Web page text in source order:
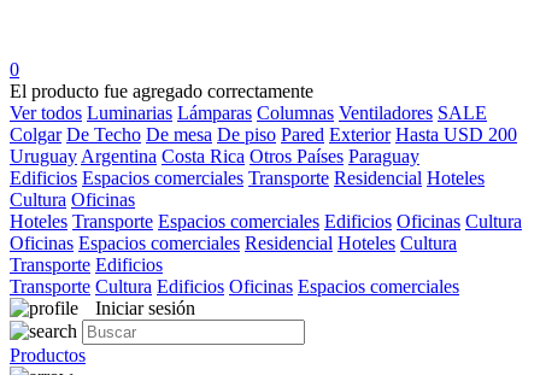
0
El producto fue agregado correctamente
Ver todos Luminarias Lámparas Columnas Ventiladores SALE
Colgar De Techo De mesa De piso Pared Exterior Hasta USD 200
Uruguay Argentina Costa Rica Otros Países Paraguay
Edificios Espacios comerciales Transporte Residencial Hoteles
Cultura Oficinas
Hoteles Transporte Espacios comerciales Edificios Oficinas Cultura
Oficinas Espacios comerciales Residencial Hoteles Cultura
Transporte Edificios
Transporte Cultura Edificios Oficinas Espacios comerciales
Iniciar sesión
Productos